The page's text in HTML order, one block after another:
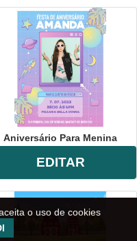
Aniversário Para Menina
EDITAR
o uso de cookies